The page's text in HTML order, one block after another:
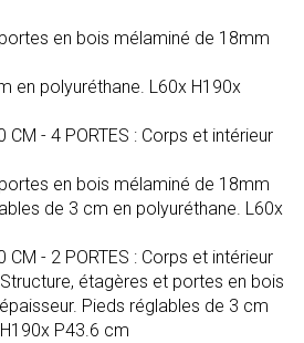
en bois mélaminé de 18mm
en polyuréthane. L60x H190x
CM - 4 PORTES : Corps et intérieur
en bois mélaminé de 18mm
de 3 cm en polyuréthane. L60x
CM - 2 PORTES : Corps et intérieur
étagères et portes en bois
Pieds réglables de 3 cm
P43.6 cm